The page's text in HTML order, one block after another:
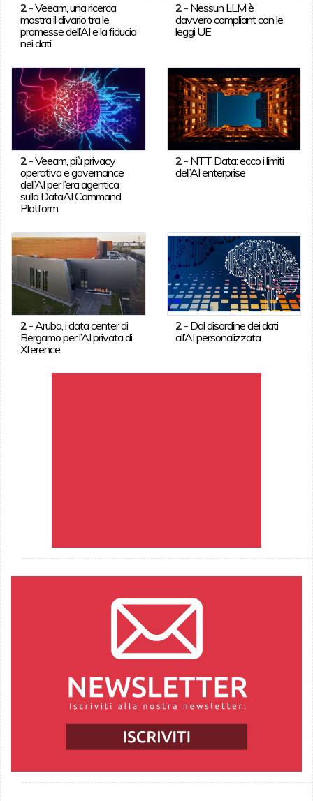
2-Veeam, una ricerca
mostra il divario tra le
promesse dell’AI e la fiducia
nei dati
2 - Nessun LLM è
davvero compliant con le
leggi UE
2-Veeam, più privacy
operativa e governance
dell’AI per l’era agentica
sulla DataAI Command
Platform
2 - NTT Data: ecco i limiti
dell’AI enterprise
2-Aruba, i data center di
Bergamo per l’AI privata di
Xference
2 - Dal disordine dei dati
all’AI personalizzata